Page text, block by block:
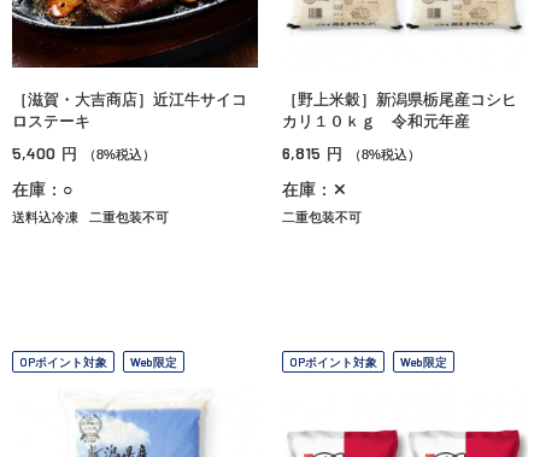
［滋賀・大吉商店］近江牛サイコ
ロステーキ
5,400 円 （8%税込）
在庫：○
送料込冷凍 二重包装不可
［野上米穀］新潟県栃尾産コシヒ
カリ１０ｋｇ 令和元年産
6,815 円 （8%税込）
在庫：✕
二重包装不可
OPポイント対象 Web限定 OPポイント対象 Web限定